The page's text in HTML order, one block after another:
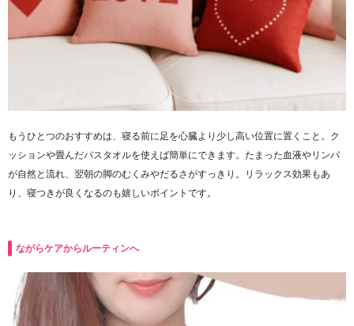
もうひとつのおすすめは、寝る前に足を心臓より少し高い位置に置くこと。ク
ッションや畳んだバスタオルを使えば簡単にできます。たまった血液やリンパ
が自然と流れ、翌朝の脚のむくみやだるさがすっきり。リラックス効果もあ
り、寝つきが良くなるのも嬉しいポイントです。
ながらケアからルーティンへ